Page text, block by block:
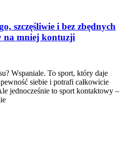
szczęśliwie i bez zbędnych
na mniej kontuzji
Wspaniale. To sport, który daje
siebie i potrafi całkowicie
jednocześnie to sport kontaktowy –